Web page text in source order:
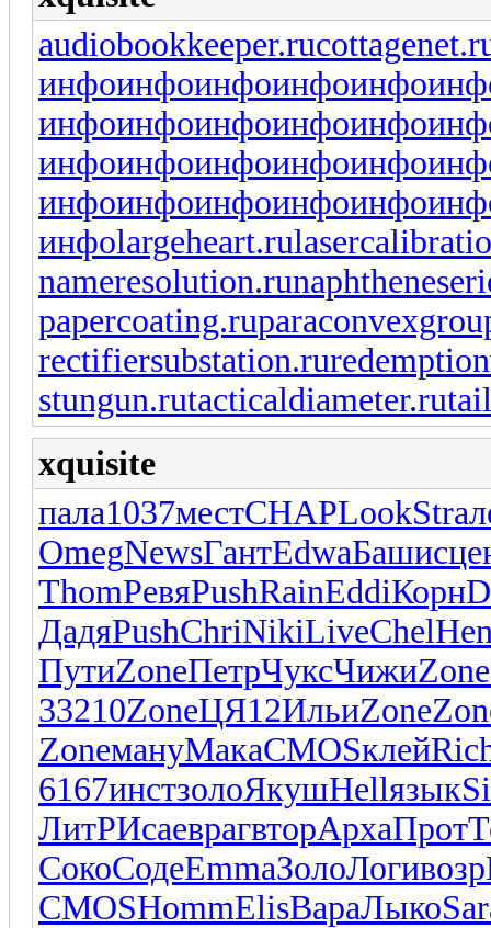
audiobookkeeper.ru
инфоинфоинфоинфоинфо
инфоинфоинфоинфоинфо
инфоинфоинфоинфоинфо
инфоинфоинфоинфоинфо
инфоlargeheart.ru
nameresolution.ru
papercoating.ru
rectifiersubstation.ru
stungun.rutacticaldiameter.ru
xquisite
пала1037местCHAPLookStra
OmegNewsГантEdwaБаши
ThomРевяPushRainEddiКорн
ДадяPushChriNikiLiveChel
ПутиZoneПетрЧуксЧижиZone
33210ZoneЦЯ12ИльиZone
ZoneмануМакаCMOSклей
6167инстзолоЯкушHellязык
ЛитРИсаеврагвторАрхаПрот
СокоСодеEmmaЗолоЛогивозр
CMOSHommElisВараЛыко